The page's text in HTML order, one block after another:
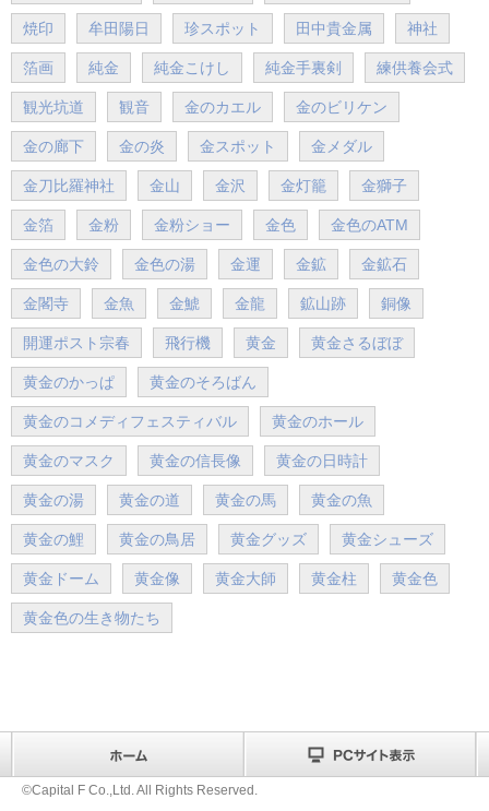
焼印 牟田陽日 珍スポット 田中貴金属 神社
箔画 純金 純金こけし 純金手裏剣 練供養会式
観光坑道 観音 金のカエル 金のビリケン
金の廊下 金の炎 金スポット 金メダル
金刀比羅神社 金山 金沢 金灯籠 金獅子
金箔 金粉 金粉ショー 金色 金色のATM
金色の大鈴 金色の湯 金運 金鉱 金鉱石
金閣寺 金魚 金鯱 金龍 鉱山跡 銅像
開運ポスト宗春 飛行機 黄金 黄金さるぼぼ
黄金のかっぱ 黄金のそろばん
黄金のコメディフェスティバル 黄金のホール
黄金のマスク 黄金の信長像 黄金の日時計
黄金の湯 黄金の道 黄金の馬 黄金の魚
黄金の鯉 黄金の鳥居 黄金グッズ 黄金シューズ
黄金ドーム 黄金像 黄金大師 黄金柱 黄金色
黄金色の生き物たち
©Capital F Co.,Ltd. All Rights Reserved.